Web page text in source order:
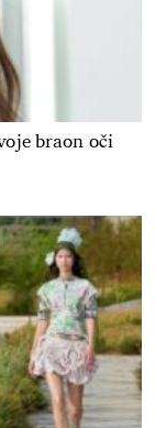
braon oči